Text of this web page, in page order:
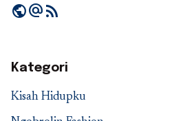
publicalternate_emailrss_feed
Kategori
Kisah Hidupku